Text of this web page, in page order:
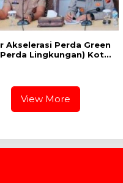
Akselerasi Perda Green
Lingkungan) Kota
View More